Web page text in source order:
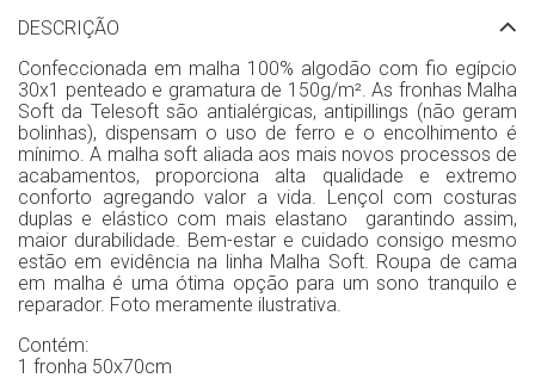
DESCRIÇÃO
Confeccionada em malha 100% algodão com fio egípcio
30x1 penteado e gramatura de 150g/m². As fronhas Malha
Soft da Telesoft são antialérgicas, antipillings (não geram
bolinhas), dispensam o uso de ferro e o encolhimento é
mínimo. A malha soft aliada aos mais novos processos de
acabamentos, proporciona alta qualidade e extremo
conforto agregando valor a vida. Lençol com costuras
duplas e elástico com mais elastano garantindo assim,
maior durabilidade. Bem-estar e cuidado consigo mesmo
estão em evidência na linha Malha Soft. Roupa de cama
em malha é uma ótima opção para um sono tranquilo e
reparador. Foto meramente ilustrativa.
Contém:
1 fronha 50x70cm